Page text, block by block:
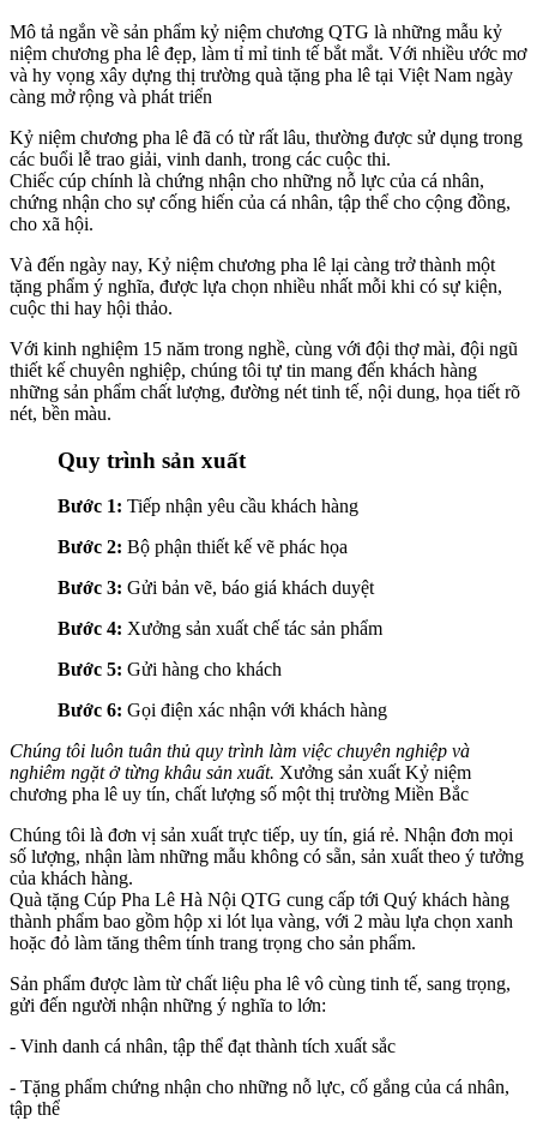
Mô tả ngắn về sản phẩm kỷ niệm chương QTG là những mẫu kỷ
niệm chương pha lê đẹp, làm tỉ mỉ tinh tế bắt mắt. Với nhiều ước mơ
và hy vọng xây dựng thị trường quà tặng pha lê tại Việt Nam ngày
càng mở rộng và phát triển
Kỷ niệm chương pha lê đã có từ rất lâu, thường được sử dụng trong
các buổi lễ trao giải, vinh danh, trong các cuộc thi.
Chiếc cúp chính là chứng nhận cho những nỗ lực của cá nhân,
chứng nhận cho sự cống hiến của cá nhân, tập thể cho cộng đồng,
cho xã hội.
Và đến ngày nay, Kỷ niệm chương pha lê lại càng trở thành một
tặng phẩm ý nghĩa, được lựa chọn nhiều nhất mỗi khi có sự kiện,
cuộc thi hay hội thảo.
Với kinh nghiệm 15 năm trong nghề, cùng với đội thợ mài, đội ngũ
thiết kế chuyên nghiệp, chúng tôi tự tin mang đến khách hàng
những sản phẩm chất lượng, đường nét tinh tế, nội dung, họa tiết rõ
nét, bền màu.
Quy trình sản xuất
Bước 1: Tiếp nhận yêu cầu khách hàng
Bước 2: Bộ phận thiết kế vẽ phác họa
Bước 3: Gửi bản vẽ, báo giá khách duyệt
Bước 4: Xưởng sản xuất chế tác sản phẩm
Bước 5: Gửi hàng cho khách
Bước 6: Gọi điện xác nhận với khách hàng
Chúng tôi luôn tuân thủ quy trình làm việc chuyên nghiệp và
nghiêm ngặt ở từng khâu sản xuất. Xưởng sản xuất Kỷ niệm
chương pha lê uy tín, chất lượng số một thị trường Miền Bắc
Chúng tôi là đơn vị sản xuất trực tiếp, uy tín, giá rẻ. Nhận đơn mọi
số lượng, nhận làm những mẫu không có sẵn, sản xuất theo ý tưởng
của khách hàng.
Quà tặng Cúp Pha Lê Hà Nội QTG cung cấp tới Quý khách hàng
thành phẩm bao gồm hộp xi lót lụa vàng, với 2 màu lựa chọn xanh
hoặc đỏ làm tăng thêm tính trang trọng cho sản phẩm.
Sản phẩm được làm từ chất liệu pha lê vô cùng tinh tế, sang trọng,
gửi đến người nhận những ý nghĩa to lớn:
- Vinh danh cá nhân, tập thể đạt thành tích xuất sắc
- Tặng phẩm chứng nhận cho những nỗ lực, cố gắng của cá nhân,
tập thể